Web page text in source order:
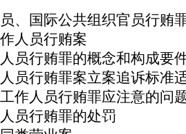
、国际公共组织官员行贿
人员行贿案
员行贿罪的概念和构成要
员行贿罪案立案追诉标准
作人员行贿罪应注意的问
员行贿罪的处罚